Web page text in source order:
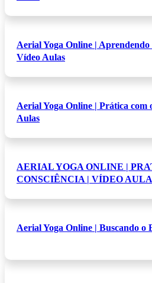
Aerial Yoga Online | Aprendendo
Vídeo Aulas
Aerial Yoga Online | Prática com
Aulas
AERIAL YOGA ONLINE |
CONSCIÊNCIA | VÍDEO
Aerial Yoga Online | Buscando